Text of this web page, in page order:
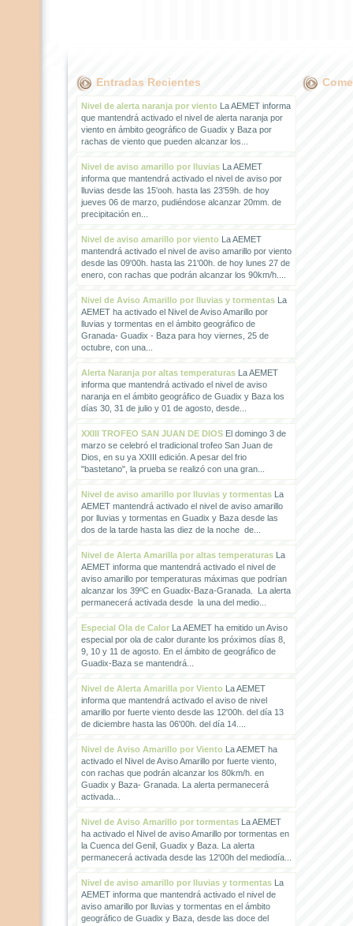
Entradas Recientes
Nivel de alerta naranja por vientoLa AEMET informa
que mantendrá activado el nivel de alerta naranja por
viento en ámbito geográfico de Guadix y Baza por
rachas de viento que pueden alcanzar los...
Nivel de aviso amarillo por lluviasLa AEMET
informa que mantendrá activado el nivel de aviso por
lluvias desde las 15'ooh. hasta las 23'59h. de hoy
jueves 06 de marzo, pudiéndose alcanzar 20mm. de
precipitación en...
Nivel de aviso amarillo por vientoLa AEMET
mantendrá activado el nivel de aviso amarillo por viento
desde las 09'00h. hasta las 21'00h. de hoy lunes 27 de
enero, con rachas que podrán alcanzar los 90km/h....
Nivel de Aviso Amarillo por lluvias y tormentasLa
AEMET ha activado el Nivel de Aviso Amarillo por
lluvias y tormentas en el ámbito geográfico de
Granada- Guadix - Baza para hoy viernes, 25 de
octubre, con una...
Alerta Naranja por altas temperaturasLa AEMET
informa que mantendrá activado el nivel de aviso
naranja en el ámbito geográfico de Guadix y Baza los
días 30, 31 de julio y 01 de agosto, desde...
XXIII TROFEO SAN JUAN DE DIOSEl domingo 3 de
marzo se celebró el tradicional trofeo San Juan de
Dios, en su ya XXIII edición. A pesar del frio
"bastetano", la prueba se realizó con una gran...
Nivel de aviso amarillo por lluvias y tormentasLa
AEMET mantendrá activado el nivel de aviso amarillo
por lluvias y tormentas en Guadix y Baza desde las
dos de la tarde hasta las diez de la noche de...
Nivel de Alerta Amarilla por altas temperaturasLa
AEMET informa que mantendrá activado el nivel de
aviso amarillo por temperaturas máximas que podrían
alcanzar los 39ºC en Guadix-Baza-Granada. La alerta
permanecerá activada desde la una del medio...
Especial Ola de CalorLa AEMET ha emitido un Aviso
especial por ola de calor durante los próximos días 8,
9, 10 y 11 de agosto. En el ámbito de geográfico de
Guadix-Baza se mantendrá...
Nivel de Alerta Amarilla por VientoLa AEMET
informa que mantendrá activado el aviso de nivel
amarillo por fuerte viento desde las 12'00h. del día 13
de diciembre hasta las 06'00h. del día 14....
Nivel de Aviso Amarillo por VientoLa AEMET ha
activado el Nivel de Aviso Amarillo por fuerte viento,
con rachas que podrán alcanzar los 80km/h. en
Guadix y Baza- Granada. La alerta permanecerá
activada...
Nivel de Aviso Amarillo por tormentasLa AEMET
ha activado el Nivel de aviso Amarillo por tormentas en
la Cuenca del Genil, Guadix y Baza. La alerta
permanecerá activada desde las 12'00h del mediodía...
Nivel de aviso amarillo por lluvias y tormentasLa
AEMET informa que mantendrá activado el nivel de
aviso amarillo por lluvias y tormentas en el ámbito
geográfico de Guadix y Baza, desde las doce del